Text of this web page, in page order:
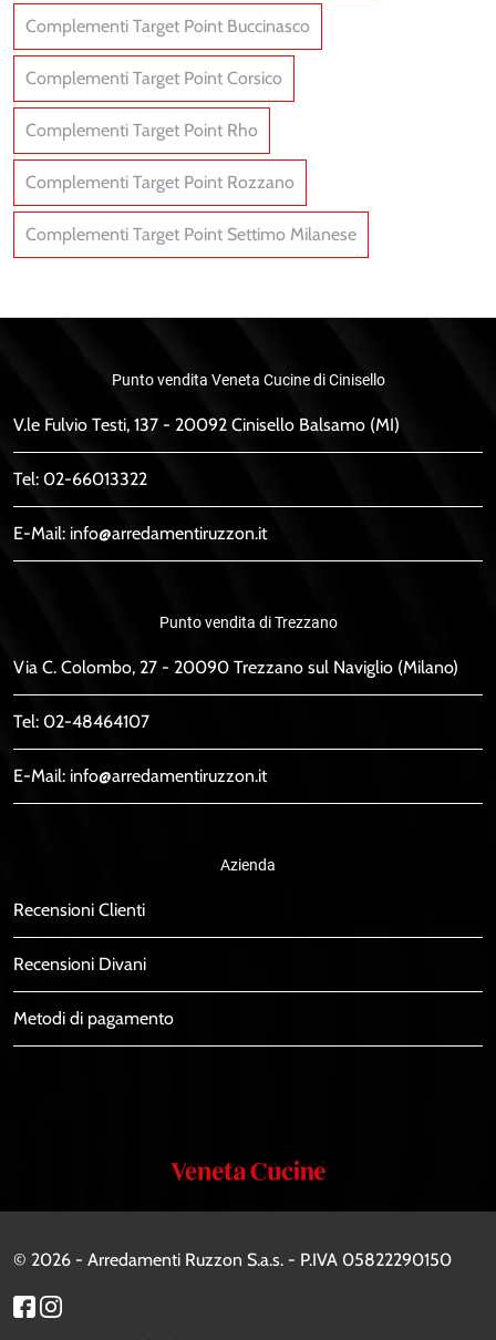
Complementi Target Point Buccinasco
Complementi Target Point Corsico
Complementi Target Point Rho
Complementi Target Point Rozzano
Complementi Target Point Settimo Milanese
Punto vendita Veneta Cucine di Cinisello
V.le Fulvio Testi, 137 - 20092 Cinisello Balsamo (MI)
Tel: 02-66013322
E-Mail: info@arredamentiruzzon.it
Punto vendita di Trezzano
Via C. Colombo, 27 - 20090 Trezzano sul Naviglio (Milano)
Tel: 02-48464107
E-Mail: info@arredamentiruzzon.it
Azienda
Recensioni Clienti
Recensioni Divani
Metodi di pagamento
Veneta
© 2026 - Arredamenti Ruzzon S.a.s. - P.IVA 05822290150